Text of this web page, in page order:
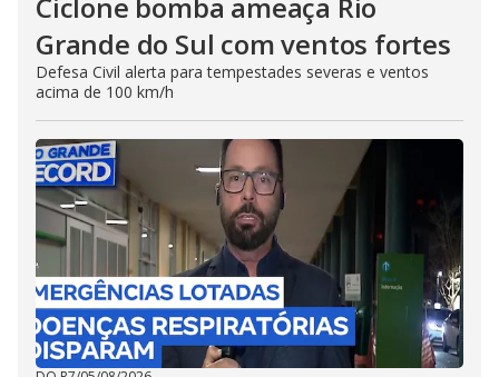
Grande do Sul com ventos fortes
Defesa Civil alerta para tempestades severas e ventos
acima de 100 km/h